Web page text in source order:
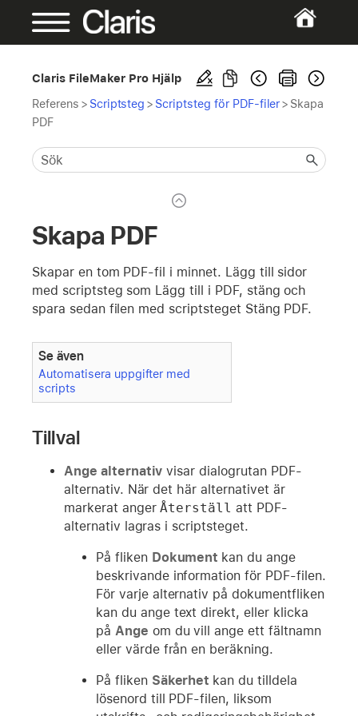
Claris FileMaker Pro Hjälp
Referens > Scriptsteg > Scriptsteg för PDF-filer> Skapa
PDF
Skapa PDF
Skapar en tom PDF-fil i minnet. Lägg till sidor
med scriptsteg som Lägg till i PDF, stäng och
spara sedan filen med scriptsteget Stäng PDF.
Se även
Automatisera uppgifter med
scripts
Tillval
Ange alternativ visar dialogrutan PDF-
alternativ. När det här alternativet är
markerat angerÅterställ att PDF-
alternativ lagras i scriptsteget.
På fliken Dokument kan du ange
beskrivande information för PDF-filen.
För varje alternativ på dokumentfliken
kan du ange text direkt, eller klicka
på Ange om du vill ange ett fältnamn
eller värde från en beräkning.
På fliken Säkerhet kan du tilldela
lösenord till PDF-filen, liksom